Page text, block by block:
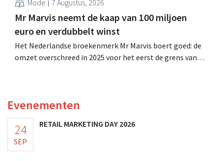
Mode 7 Augustus, 2026
Mr Marvis neemt de kaap van 100 miljoen
euro en verdubbelt winst
Het Nederlandse broekenmerk Mr Marvis boert goed: de
omzet overschreed in 2025 voor het eerst de grens van
Evenementen
24
SEP
RETAIL MARKETING DAY 2026